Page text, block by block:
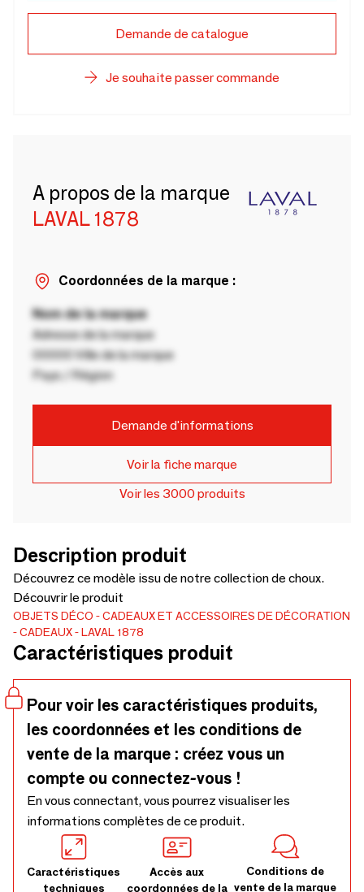
Demande de catalogue
Je souhaite passer commande
A propos de la marque
LAVAL 1878
Coordonnées de la marque :
Nom de la marque
Adresse de la marque
00000 Ville de la marque
Pays / Région
Demande d'informations
Voir la fiche marque
Voir les 3000 produits
Description produit
Découvrez ce modèle issu de notre collection de choux.
Découvrir le produit
OBJETS DÉCO
CADEAUX ET ACCESSOIRES DE DÉCORATION
CADEAUX
LAVAL 1878
Caractéristiques produit
Pour voir les caractéristiques produits,
les coordonnées et les conditions de
vente de la marque : créez vous un
compte ou connectez-vous !
En vous connectant, vous pourrez visualiser les
informations complètes de ce produit.
Caractéristiques
techniques
Accès aux
coordonnées de la
Conditions de
vente de la marque